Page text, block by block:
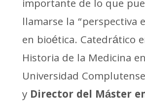
importante de lo que
llamarse la “perspectiva
en bioética. Catedrático
Historia de la Medicina
Universidad
y Director del Máster